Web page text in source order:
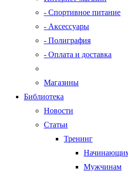
- Спортивное питание
- Аксессуары
- Полиграфия
- Оплата и доставка
Магазины
Библиотека
Новости
Статьи
Тренинг
Мужчинам